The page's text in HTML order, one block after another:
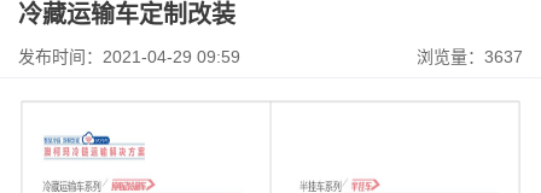
冷藏运输车定制改装
发布时间：2021-04-29 09:59 浏览量：3637